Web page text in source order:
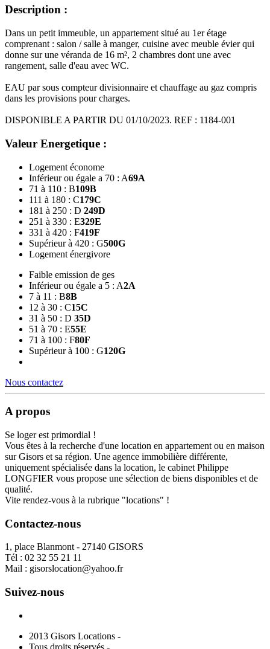
Description :
Dans un petit immeuble, un appartement situé au 1er étage
comprenant : salon / salle à manger, cuisine avec meuble évier qui
donne sur une véranda de 16 m², 2 chambres dont une avec
rangement, salle d'eau avec WC.
EAU par sous compteur divisionnaire et chauffage au gaz compris
dans les provisions pour charges.
DISPONIBLE A PARTIR DU 01/10/2023. REF : 1184-001
Valeur Energetique :
Logement économe
Inférieur ou égale a 70 : A69A
71 à 110 : B109B
111 à 180 : C179C
181 à 250 : D 249D
251 à 330 : E329E
331 à 420 : F419F
Supérieur à 420 : G500G
Logement énergivore
Faible emission de ges
Inférieur ou égale a 5 : A2A
7 à 11 : B8B
12 à 30 : C15C
31 à 50 : D 35D
51 à 70 : E55E
71 à 100 : F80F
Supérieur à 100 : G120G
Nous contactez
A propos
Se loger est primordial !
Vous êtes à la recherche d'une location en appartement ou en maison
sur Gisors et sa région. Une agence immobilière différente,
uniquement spécialisée dans la location, le cabinet Philippe
LONGFIER vous propose une sélection de biens disponibles et de
qualité.
Vite rendez-vous à la rubrique "locations" !
Contactez-nous
1, place Blanmont - 27140 GISORS
Tél : 02 32 55 21 11
Mail : gisorslocation@yahoo.fr
Suivez-nous
2013 Gisors Locations -
Tous droits réservés -